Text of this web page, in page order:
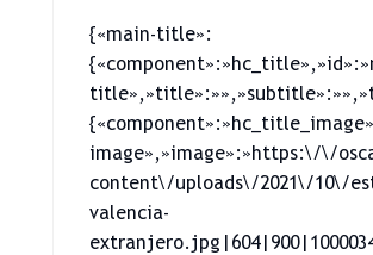
{«main-title»:
image»,»image»:»https:\/\/
content\/uploads\/2021\/10\/
valencia-